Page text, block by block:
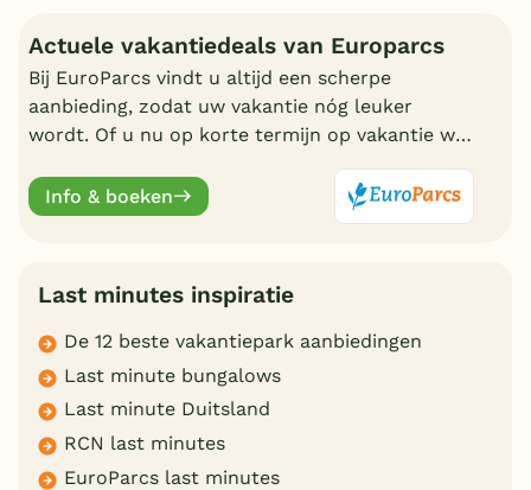
Actuele vakantiedeals van Europarcs
Bij EuroParcs vindt u altijd een scherpe
aanbieding, zodat uw vakantie nóg leuker
wordt. Of u nu op korte termijn op vakantie wilt
actuele vakantiedeals.
Info & boeken
Last minutes inspiratie
De 12 beste vakantiepark aanbiedingen
Last minute bungalows
Last minute Duitsland
RCN last minutes
EuroParcs last minutes